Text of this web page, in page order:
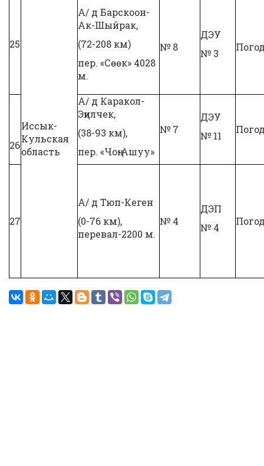
25
Иссык-
Кульская
область
А/ д Барскоон-
Ак-Шыйрак,
(72-208 км)
пер. «Сөөк» 4028
м.
№ 8
ДЭУ
№ 3
26
А/ д Каракол-
Эңилчек,
(38-93 км),
пер. «Чоң-Ашуу»
№ 7
ДЭУ
№ 11
27
А/ д Тюп-Кеген
(0-76 км),
перевал-2200 м.
№ 4
ДЭП
№ 4